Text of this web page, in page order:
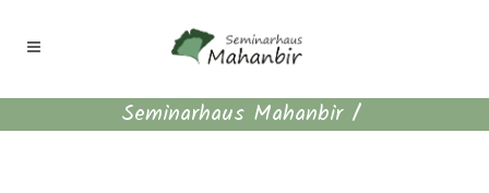
Seminarhaus Mahanbir/